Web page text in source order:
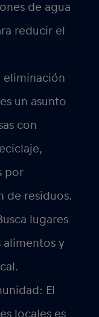
de agua
reducir el
eliminación
un asunto
con
por
de residuos.
lugares
y
El
locales es